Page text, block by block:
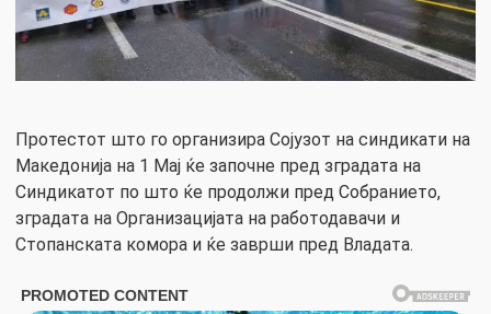
Протестот што го организира Сојузот на синдикати на
Македонија на 1 Мај ќе започне пред зградата на
Синдикатот по што ќе продолжи пред Собранието,
зградата на Организацијата на работодавачи и
Стопанската комора и ќе заврши пред Владата.